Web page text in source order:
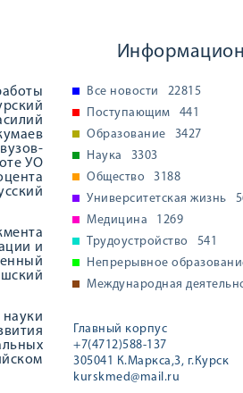
УО
и
Все новости
22815
Поступающим
441
Образование
3427
Наука
3303
Общество
3188
Университетская жизнь
Медицина
1269
Трудоустройство
541
Непрерывное
Международная
Главный корпус
+7(4712)588-137
305041 К.Маркса,3, г.Курск
kurskmed@mail.ru